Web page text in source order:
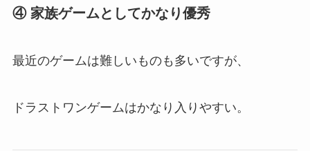
④ 家族ゲームとしてかなり優秀
最近のゲームは難しいものも多いですが、
ドラストワンゲームはかなり入りやすい。